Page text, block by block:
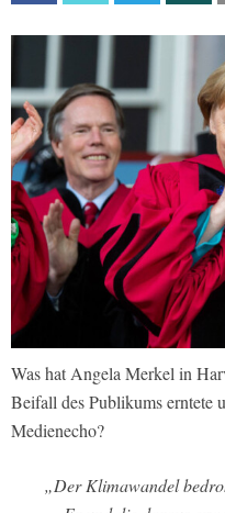
Was hat Angela Merkel in
Beifall des Publikums erntete
Medienecho?
„Der Klimawandel